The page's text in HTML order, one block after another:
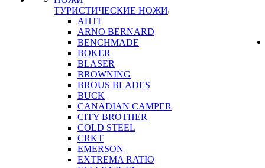
ТУРИСТИЧЕСКИЕ НОЖИ
AHTI
ARNO BERNARD
BENCHMADE
BOKER
BLASER
BROWNING
BROUS BLADES
BUCK
CANADIAN CAMPER
CITY BROTHER
COLD STEEL
CRKT
EMERSON
EXTREMA RATIO